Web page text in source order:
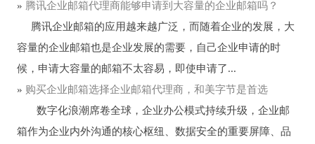
» 腾讯企业邮箱代理商能够申请到大容量的企业邮箱吗？
腾讯企业邮箱的应用越来越广泛，而随着企业的发展，大
容量的企业邮箱也是企业发展的需要，自己企业申请的时
候，申请大容量的邮箱不太容易，即使申请了...
» 购买企业邮箱选择企业邮箱代理商，和美字节是首选
数字化浪潮席卷全球，企业办公模式持续升级，企业邮
箱作为企业内外沟通的核心枢纽、数据安全的重要屏障、品